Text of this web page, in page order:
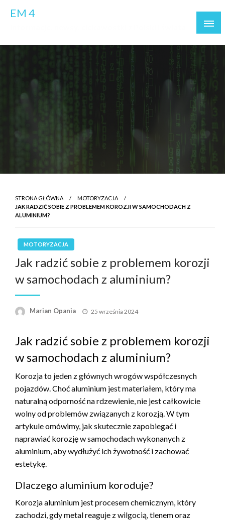
EM 4
STRONA GŁÓWNA
MOTORYZACJA
JAK RADZIĆ SOBIE Z PROBLEMEM KOROZJI W SAMOCHODACH Z
ALUMINIUM?
MOTORYZACJA
Jak radzić sobie z problemem korozji
w samochodach z aluminium?
Marian Opania
Opublikowane
25 września 2024
Jak radzić sobie z problemem korozji
w samochodach z aluminium?
Korozja to jeden z głównych wrogów współczesnych
pojazdów. Choć aluminium jest materiałem, który ma
naturalną odporność na rdzewienie, nie jest całkowicie
wolny od problemów związanych z korozją. W tym
artykule omówimy, jak skutecznie zapobiegać i
naprawiać korozję w samochodach wykonanych z
aluminium, aby wydłużyć ich żywotność i zachować
estetykę.
Dlaczego aluminium koroduje?
Korozja aluminium jest procesem chemicznym, który
zachodzi, gdy metal reaguje z wilgocią, tlenem oraz